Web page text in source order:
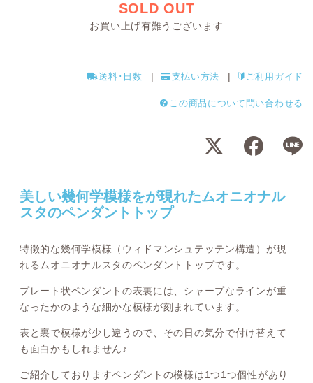
SOLD OUT
お買い上げ有難うございます
送料･日数 支払い方法 ご利用ガイド
この商品について問い合わせる
美しい幾何学模様をが現れたムオニオナル
スタのペンダントトップ
特徴的な幾何学模様（ウィドマンシュテッテン構造）が現
れるムオニオナルスタのペンダントトップです。
プレート状ペンダントの表裏には、シャープなラインが重
なったかのような細かな模様が刻まれています。
表と裏で模様が少し違うので、その日の気分で付け替えて
も面白かもしれません♪
ご紹介しておりますペンダントの模様は1つ1つ個性があり